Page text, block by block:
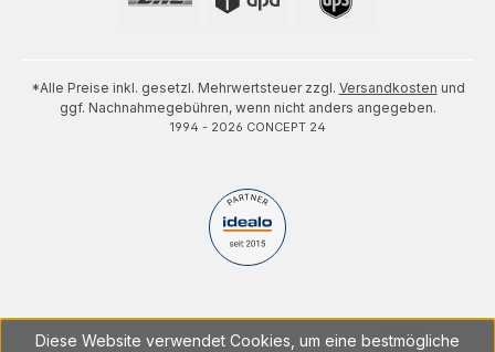
*Alle Preise inkl. gesetzl. Mehrwertsteuer zzgl. Versandkosten und
ggf. Nachnahmegebühren, wenn nicht anders angegeben.
1994 - 2026 CONCEPT 24
Diese Website verwendet Cookies, um eine bestmögliche